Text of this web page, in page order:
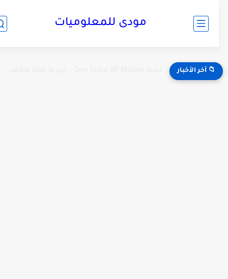
مودى للمعلوميات
📁 آخر الأخبار